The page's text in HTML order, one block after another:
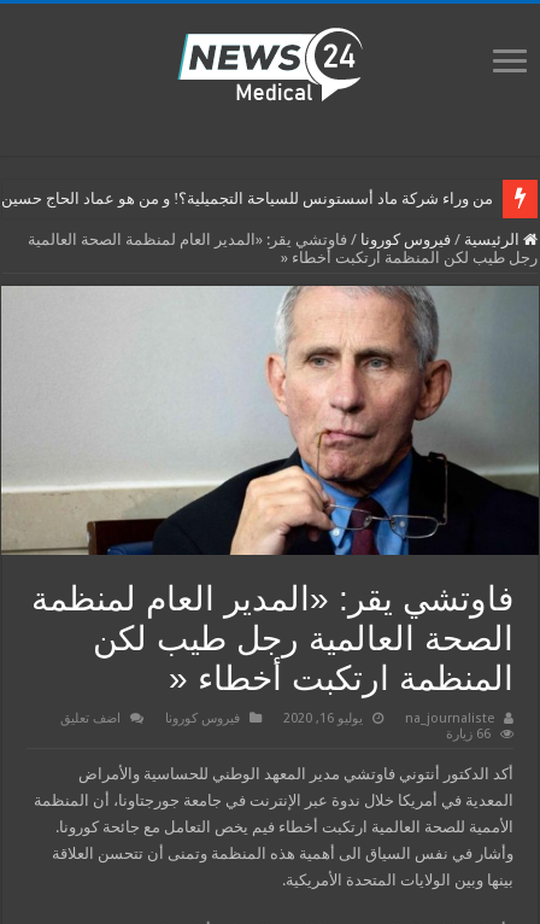
من وراء شركة ماد أسستونس للسياحة التجميلية؟! و من هو عماد الحاج حسين
الرئيسية / فيروس كورونا / فاوتشي يقر: «المدير العام لمنظمة الصحة العالمية
رجل طيب لكن المنظمة ارتكبت أخطاء «
فاوتشي يقر: «المدير العام لمنظمة
الصحة العالمية رجل طيب لكن
المنظمة ارتكبت أخطاء «
na_journaliste يوليو 16, 2020 فيروس كورونا
اضف تعليق
66 زيارة
أكد الدكتور أنتوني فاوتشي مدير المعهد الوطني للحساسية والأمراض
المعدية في أمريكا خلال ندوة عبر الإنترنت في جامعة جورجتاونا، أن المنظمة
الأممية للصحة العالمية ارتكبت أخطاء فيم يخص التعامل مع جائحة كورونا.
وأشار في نفس السياق الى أهمية هذه المنظمة وتمنى أن تتحسن العلاقة
بينها وبين الولايات المتحدة الأمريكية.